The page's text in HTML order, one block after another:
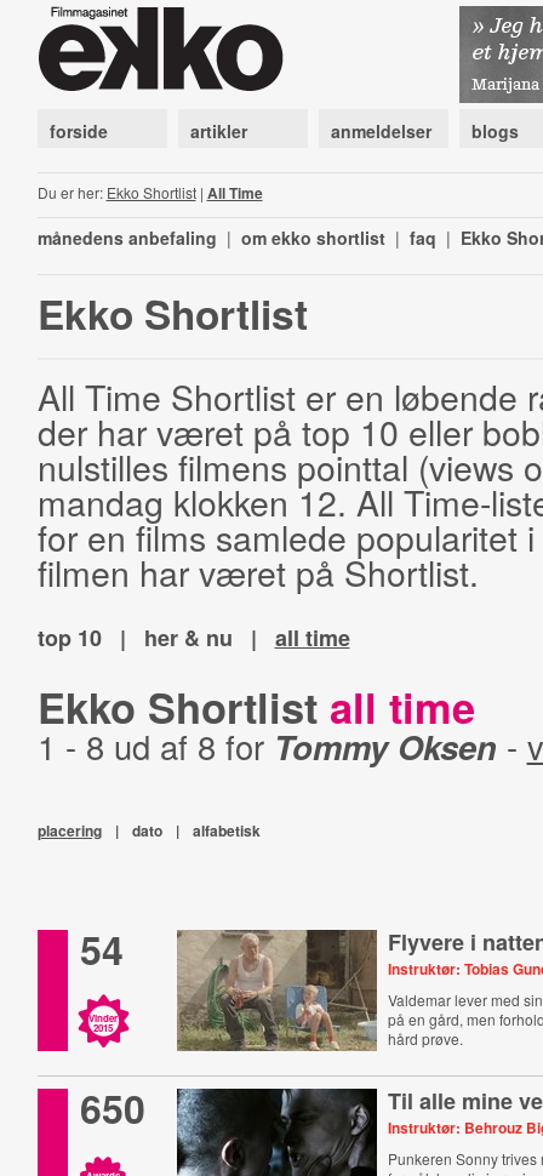
forside artikler anmeldelser blogs
Du er her: Ekko Shortlist| All Time
månedens anbefaling | om ekko shortlist | faq | Ekko
Ekko Shortlist
All Time Shortlist er en løbende
der har været på top 10 eller
nulstilles filmens pointtal (views
mandag klokken 12. All Time-
for en films samlede popularitet
filmen har været på Shortlist.
top 10 | her & nu | all time
Ekko Shortlist all time
1 - 8 ud af 8 for Tommy Oksen -
placering | dato | alfabetisk
54
Vinder
2015
Flyvere i
Instruktør: Tobias
Valdemar lever med
på en gård, men
hård prøve.
650 Til alle mine
Instruktør: Behrouz
Punkeren Sonny trives